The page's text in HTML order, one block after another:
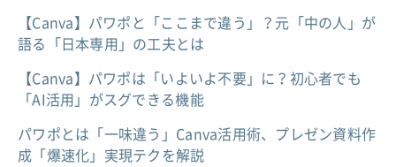
【Canva】パワポと「ここまで違う」？元「中の人」が
語る「日本専用」の工夫とは
【Canva】パワポは「いよいよ不要」に？初心者でも
「AI活用」がスグできる機能
パワポとは「一味違う」Canva活用術、プレゼン資料作
成「爆速化」実現テクを解説